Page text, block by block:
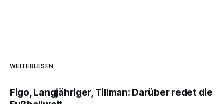
WEITERLESEN
Figo, Langjähriger, Tillman: Darüber redet die